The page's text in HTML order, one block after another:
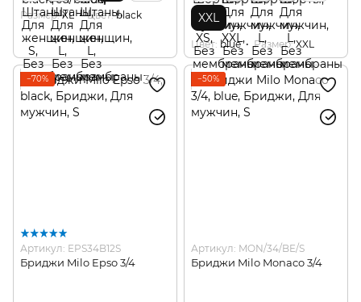
Размер XL Цвет black
XXL
Цвет blue Размер XXL
−70%
Артикул: EPS34B12S
Бриджи Milo Epso 3/4
−50%
Артикул: MON/34/BE/S
Бриджи Milo Monaco 3/4